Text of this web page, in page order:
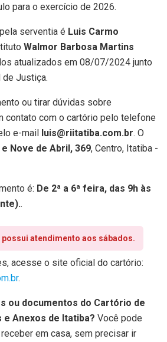
para o exercício de 2026.
serventia é Luis Carmo
Walmor Barbosa Martins
atualizados em 08/07/2024 junto
de Justiça.
ou tirar dúvidas sobre
contato com o cartório pelo telefone
e-mail luis@riitatiba.com.br. O
Nove de Abril, 369, Centro, Itatiba -
é: De 2ª a 6ª feira, das 9h às
.
possui atendimento aos sábados.
acesse o site oficial do cartório:
.
ou documentos do Cartório de
Anexos de Itatiba? Você pode
em casa, sem precisar ir